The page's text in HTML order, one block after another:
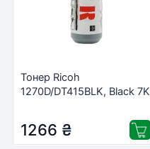
Тонер Ricoh
1270D/DT415BLK, Black 7K
1266 ₴